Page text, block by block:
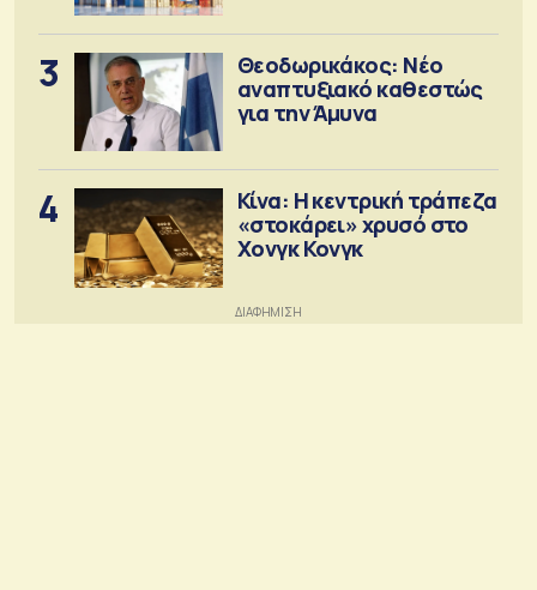
3
Θεοδωρικάκος: Νέο
αναπτυξιακό καθεστώς
για την Άμυνα
4
Κίνα: Η κεντρική τράπεζα
«στοκάρει» χρυσό στο
Χονγκ Κονγκ